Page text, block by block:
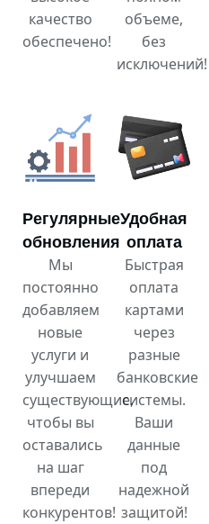
качество
обеспечено!
объеме,
без
исключений!
Регулярные
обновления
Мы
постоянно
добавляем
новые
услуги и
улучшаем
существующие,
чтобы вы
оставались
на шаг
впереди
конкурентов!
Удобная
оплата
Быстрая
оплата
картами
через
разные
банковские
системы.
Ваши
данные
под
надежной
защитой!